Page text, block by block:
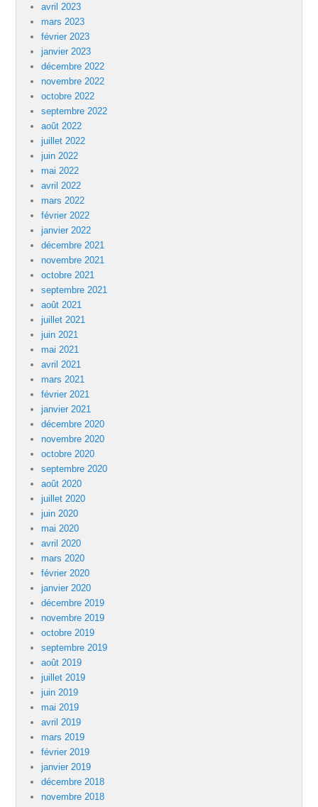
avril 2023
mars 2023
février 2023
janvier 2023
décembre 2022
novembre 2022
octobre 2022
septembre 2022
août 2022
juillet 2022
juin 2022
mai 2022
avril 2022
mars 2022
février 2022
janvier 2022
décembre 2021
novembre 2021
octobre 2021
septembre 2021
août 2021
juillet 2021
juin 2021
mai 2021
avril 2021
mars 2021
février 2021
janvier 2021
décembre 2020
novembre 2020
octobre 2020
septembre 2020
août 2020
juillet 2020
juin 2020
mai 2020
avril 2020
mars 2020
février 2020
janvier 2020
décembre 2019
novembre 2019
octobre 2019
septembre 2019
août 2019
juillet 2019
juin 2019
mai 2019
avril 2019
mars 2019
février 2019
janvier 2019
décembre 2018
novembre 2018